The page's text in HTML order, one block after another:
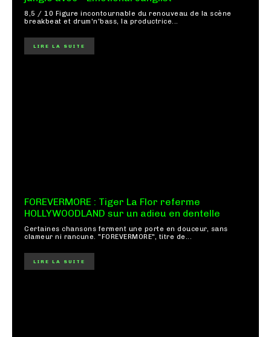
8,5 / 10 Figure incontournable du renouveau de la scène
breakbeat et drum'n'bass, la productrice...
LIRE LA SUITE
FOREVERMORE : Tiger La Flor referme
HOLLYWOODLAND sur un adieu en dentelle
Certaines chansons ferment une porte en douceur, sans
clameur ni rancune. "FOREVERMORE", titre de...
LIRE LA SUITE